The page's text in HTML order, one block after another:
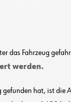
das Fahrzeug
werden.
hat, ist die